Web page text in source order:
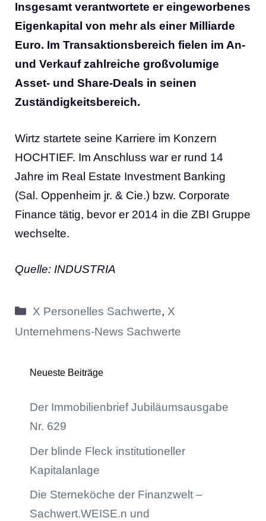
Insgesamt verantwortete er eingeworbenes
Eigenkapital von mehr als einer Milliarde
Euro. Im Transaktionsbereich fielen im An-
und Verkauf zahlreiche großvolumige
Asset- und Share-Deals in seinen
Zuständigkeitsbereich.
Wirtz startete seine Karriere im Konzern
HOCHTIEF. Im Anschluss war er rund 14
Jahre im Real Estate Investment Banking
(Sal. Oppenheim jr. & Cie.) bzw. Corporate
Finance tätig, bevor er 2014 in die ZBI Gruppe
wechselte.
Quelle: INDUSTRIA
Kategorien
X Personelles Sachwerte, X
Unternehmens-News Sachwerte
Neueste Beiträge
Der Immobilienbrief Jubiläumsausgabe
Nr. 629
Der blinde Fleck institutioneller
Kapitalanlage
Die Sterneköche der Finanzwelt –
Sachwert.WEISE.n und